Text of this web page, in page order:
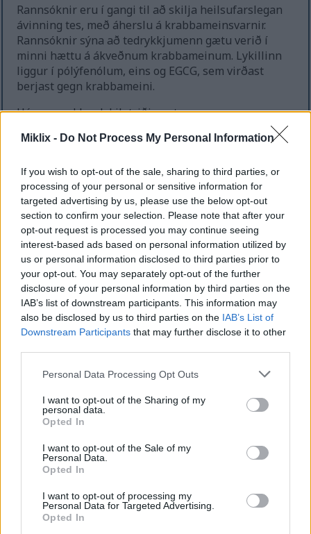
Miklix - Do Not Process My Personal Information
If you wish to opt-out of the sale, sharing to third parties, or
processing of your personal or sensitive information for
targeted advertising by us, please use the below opt-out
section to confirm your selection. Please note that after your
opt-out request is processed you may continue seeing
interest-based ads based on personal information utilized by
us or personal information disclosed to third parties prior to
your opt-out. You may separately opt-out of the further
disclosure of your personal information by third parties on the
IAB’s list of downstream participants. This information may
also be disclosed by us to third parties on the IAB’s List of
Downstream Participants that may further disclose it to other
Please note that this website/app uses one or more Google
not limited to your visit or usage behaviour. You may click to
grant or deny consent to Google and its third-party tags to
use your data for below specified purposes in below Google
consent section.
Personal Data Processing Opt Outs
I want to opt-out of the Sharing of my
personal data.
Opted In
I want to opt-out of the Sale of my
Personal Data.
Opted In
I want to opt-out of processing my
Personal Data for Targeted Advertising.
Opted In
Rannsóknir eru í gangi til að skilja heilsufarslegan
ávinning tes, með áherslu á krabbameinsvarnir.
Rannsóknir sýna að tedrykkjumenn gætu verið í
minni hættu á ákveðnum krabbameinum. Lykillinn
liggur í pólýfenólum, eins og EGCG, sem virðast
berjast gegn krabbameini.
Hér eru nokkur lykilatriði um te og
ákveðinna krabbameina samanborið við þá
sem ekki drekka.
Langtímaneysla á grænu tei sem inniheldur
mikið magn af EGCG hefur verið tengd fækkun
ýmissa krabbameina.
Matarvenjur og lífsstílsþættir tedrykkjumanna
veita innsýn í almenna heilsu þeirra og styðja
enn frekar tengslin milli teneyslu og
krabbameinsvarna.
Hlutverk te í meltingarheilsu
Te er frábært fyrir meltingarheilsu. Það er róandi
lækning við mörgum meltingarvandamálum. Jurtate
eins og kamilla og engifer eru mjög gagnleg. Þau róa
magann og geta hjálpað við uppþembu, loftmyndun
og ógleði.
Fólk drekkur oft te til að hjálpa meltingarkerfinu.
meltingunni og auðveldað upptöku næringarefna.
Regluleg drykkja þessara tea getur haldið þörmum